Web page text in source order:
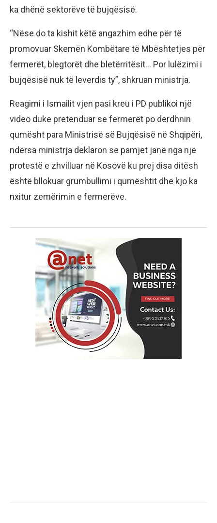
ka dhënë sektorëve të bujqësisë.
“Nëse do ta kishit këtë angazhim edhe për të
promovuar Skemën Kombëtare të Mbështetjes për
fermerët, blegtorët dhe bletërritësit… Por lulëzimi i
bujqësisë nuk të leverdis ty”, shkruan ministrja.
Reagimi i Ismailit vjen pasi kreu i PD publikoi një
video duke pretenduar se fermerët po derdhnin
qumësht para Ministrisë së Bujqësisë në Shqipëri,
ndërsa ministrja deklaron se pamjet janë nga një
protestë e zhvilluar në Kosovë ku prej disa ditësh
është bllokuar grumbullimi i qumështit dhe kjo ka
nxitur zemërimin e fermerëve.